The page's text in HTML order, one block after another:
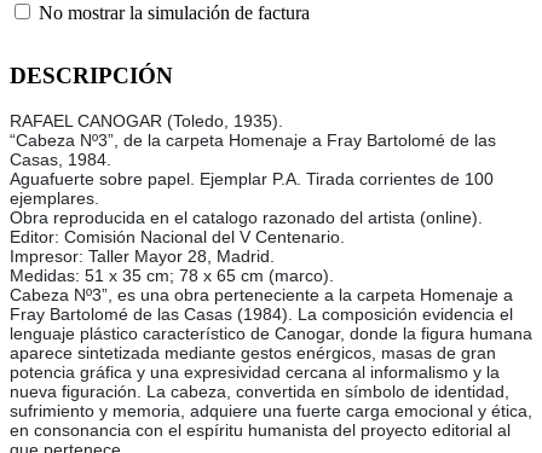
No mostrar la simulación de factura
DESCRIPCIÓN
RAFAEL CANOGAR (Toledo, 1935).
“Cabeza Nº3”, de la carpeta Homenaje a Fray Bartolomé de las
Casas, 1984.
Aguafuerte sobre papel. Ejemplar P.A. Tirada corrientes de 100
ejemplares.
Obra reproducida en el catalogo razonado del artista (online).
Editor: Comisión Nacional del V Centenario.
Impresor: Taller Mayor 28, Madrid.
Medidas: 51 x 35 cm; 78 x 65 cm (marco).
Cabeza Nº3”, es una obra perteneciente a la carpeta Homenaje a
Fray Bartolomé de las Casas (1984). La composición evidencia el
lenguaje plástico característico de Canogar, donde la figura humana
aparece sintetizada mediante gestos enérgicos, masas de gran
potencia gráfica y una expresividad cercana al informalismo y la
nueva figuración. La cabeza, convertida en símbolo de identidad,
sufrimiento y memoria, adquiere una fuerte carga emocional y ética,
en consonancia con el espíritu humanista del proyecto editorial al